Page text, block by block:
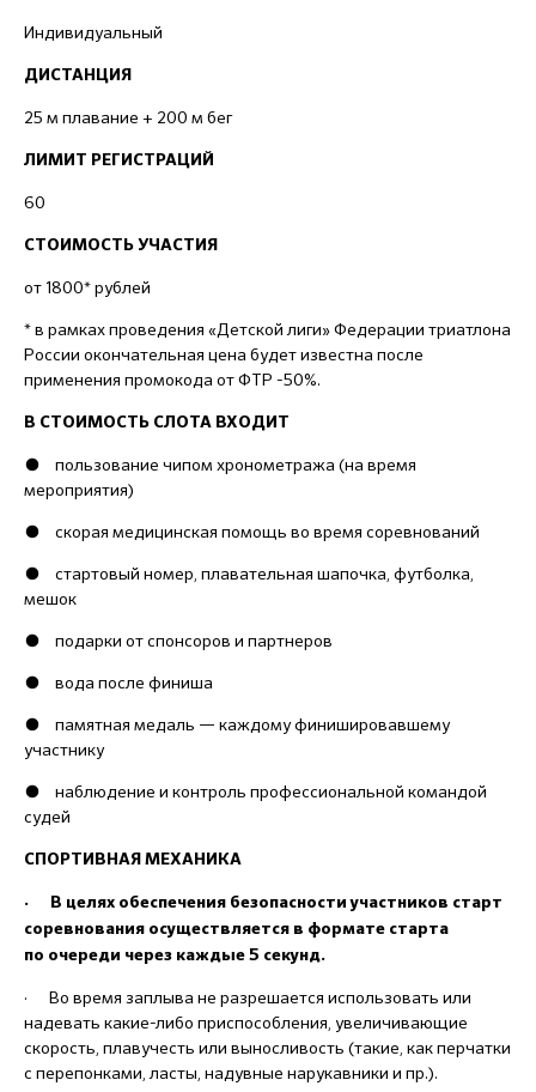
Индивидуальный
ДИСТАНЦИЯ
25 м плавание + 200 м бег
ЛИМИТ РЕГИСТРАЦИЙ
60
СТОИМОСТЬ УЧАСТИЯ
от 1800* рублей
* в рамках проведения «Детской лиги» Федерации триатлона
России окончательная цена будет известна после
применения промокода от ФТР -50%.
В СТОИМОСТЬ СЛОТА ВХОДИТ
● пользование чипом хронометража (на время
мероприятия)
● скорая медицинская помощь во время соревнований
● стартовый номер, плавательная шапочка, футболка,
мешок
● подарки от спонсоров и партнеров
● вода после финиша
● памятная медаль — каждому финишировавшему
участнику
● наблюдение и контроль профессиональной командой
судей
СПОРТИВНАЯ МЕХАНИКА
· В целях обеспечения безопасности участников старт
соревнования осуществляется в формате старта
по очереди через каждые 5 секунд.
· Во время заплыва не разрешается использовать или
надевать какие-либо приспособления, увеличивающие
скорость, плавучесть или выносливость (такие, как перчатки
с перепонками, ласты, надувные нарукавники и пр.).